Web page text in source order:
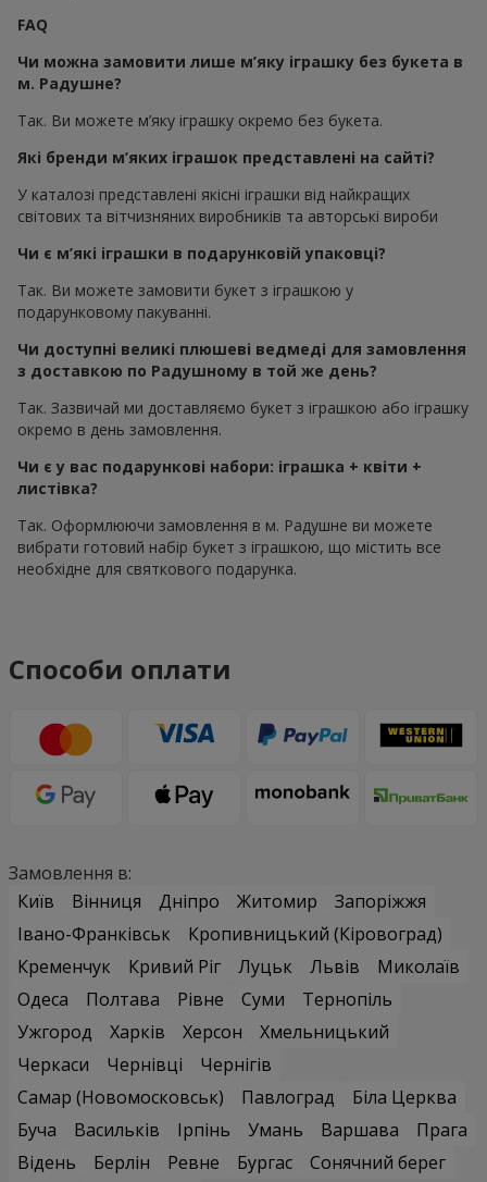
FAQ
Чи можна замовити лише м’яку іграшку без букета в
м. Радушне?
Так. Ви можете м’яку іграшку окремо без букета.
Які бренди м’яких іграшок представлені на сайті?
У каталозі представлені якісні іграшки від найкращих
світових та вітчизняних виробників та авторські вироби
Чи є м’які іграшки в подарунковій упаковці?
Так. Ви можете замовити букет з іграшкою у
подарунковому пакуванні.
Чи доступні великі плюшеві ведмеді для замовлення
з доставкою по Радушному в той же день?
Так. Зазвичай ми доставляємо букет з іграшкою або іграшку
окремо в день замовлення.
Чи є у вас подарункові набори: іграшка + квіти +
листівка?
Так. Оформлюючи замовлення в м. Радушне ви можете
вибрати готовий набір букет з іграшкою, що містить все
необхідне для святкового подарунка.
Способи оплати
Замовлення в:
Київ
Вінниця Дніпро Житомир
Запоріжжя
Івано-Франківськ
Кропивницький (Кіровоград)
Кременчук
Кривий Ріг Луцьк Львів
Миколаїв
Одеса
Полтава Рівне Суми
Тернопіль
Ужгород
Харків Херсон
Хмельницький
Черкаси
Чернівці
Чернігів
Самар (Новомосковськ)
Павлоград
Біла Церква
Буча
Васильків Ірпінь Умань Варшава
Прага
Відень
Берлін Ревне Бургас
Сонячний берег